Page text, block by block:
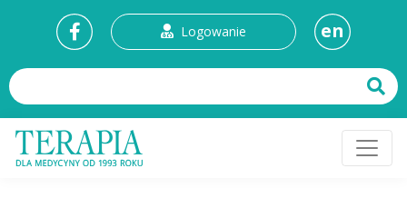
Logowanie en